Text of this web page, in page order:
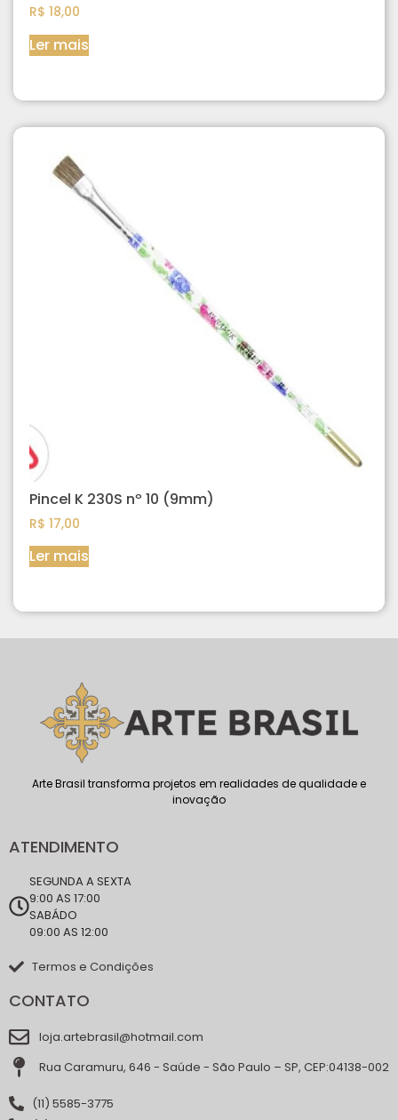
R$ 18,00
Ler mais
Pincel K 230S nº 10 (9mm)
R$ 17,00
Ler mais
Arte Brasil transforma projetos em realidades de qualidade e
inovação
ATENDIMENTO
SEGUNDA A SEXTA
9:00 AS 17:00
SABÁDO
09:00 AS 12:00
Termos e Condições
CONTATO
loja.artebrasil@hotmail.com
Rua Caramuru, 646 - Saúde - São Paulo – SP, CEP:04138-002
(11) 5585-3775